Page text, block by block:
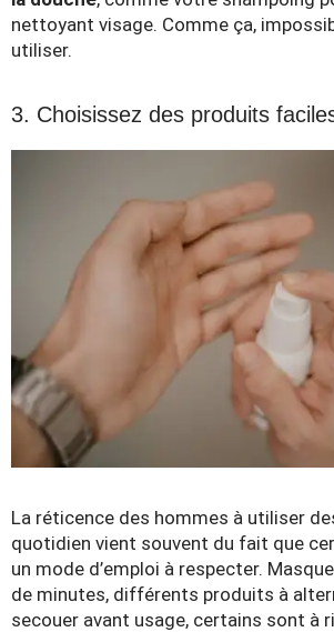
nettoyant visage. Comme ça,
utiliser.
3. Choisissez des produits
La réticence des hommes à utiliser
quotidien vient souvent du fait que
un mode d’emploi à respecter.
de minutes, différents produits à
secouer avant usage, certains sont à